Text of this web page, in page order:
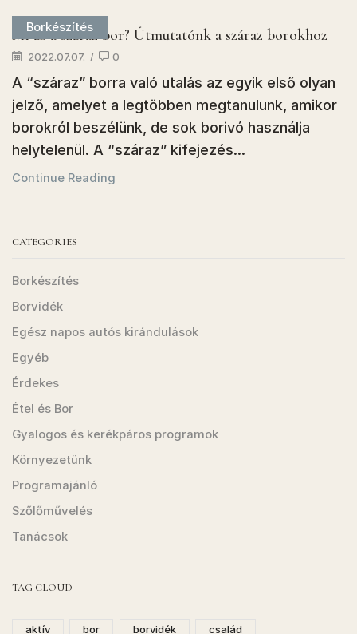
Borkészítés
Mi az a száraz bor? Útmutatónk a száraz borokhoz
2022.07.07. / 0
A “száraz” borra való utalás az egyik első olyan
jelző, amelyet a legtöbben megtanulunk, amikor
borokról beszélünk, de sok borivó használja
helytelenül. A “száraz” kifejezés...
Continue Reading
CATEGORIES
Borkészítés
Borvidék
Egész napos autós kirándulások
Egyéb
Érdekes
Étel és Bor
Gyalogos és kerékpáros programok
Környezetünk
Programajánló
Szőlőművelés
Tanácsok
TAG CLOUD
aktív bor borvidék család